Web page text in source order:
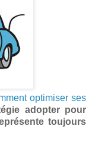
optimiser ses
adopter pour
toujours